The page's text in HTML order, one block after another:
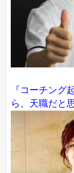
『コーチング
ら、天職だと